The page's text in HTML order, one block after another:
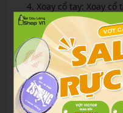
Xoay cổ tay: Xoay
Những bài này giúp cơ
nhanh, giảm nguy cơ
Thời gian và cường
Thời gian lý tưởng là 10-